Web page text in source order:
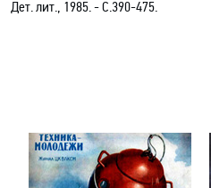
Дет. лит., 1985. - С.390-475.